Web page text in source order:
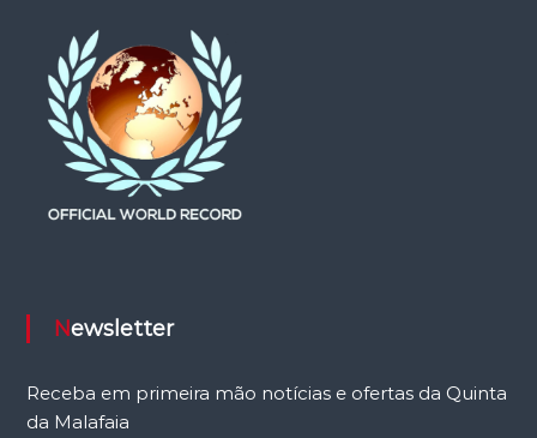
Newsletter
Receba em primeira mão notícias e ofertas da Quinta
da Malafaia